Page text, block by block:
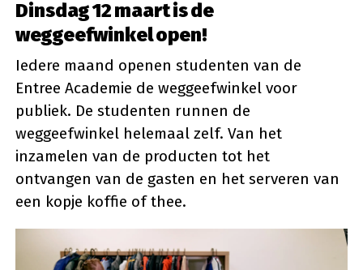
Dinsdag 12 maart is de
weggeefwinkel open!
Iedere maand openen studenten van de
Entree Academie de weggeefwinkel voor
publiek. De studenten runnen de
weggeefwinkel helemaal zelf. Van het
inzamelen van de producten tot het
ontvangen van de gasten en het serveren van
een kopje koffie of thee.